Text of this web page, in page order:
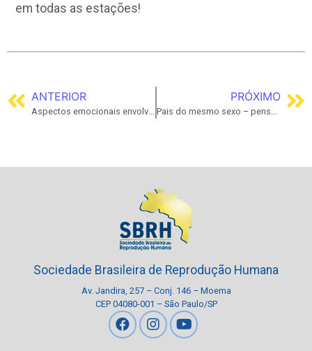
em todas as estações!
ANTERIOR PRÓXIMO
Sociedade Brasileira de Reprodução Humana
Av. Jandira, 257 – Conj. 146 – Moema
CEP 04080-001 – São Paulo/SP